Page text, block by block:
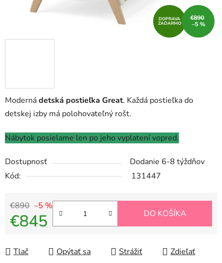
Modernádetská postieľka Great. Každá postieľka do
detskej izby má polohovateľný rošt.
Nábytok posielame len po jeho vyplatení vopred.
Dostupnosť
Dodanie 6-8 týždňov
Kód:
131447
€890 –5 %
€845 DO KOŠÍKA
Tlač Opýtať sa Strážiť Zdieľať
DOPRAVA
ZADARMO
€890
–5 %